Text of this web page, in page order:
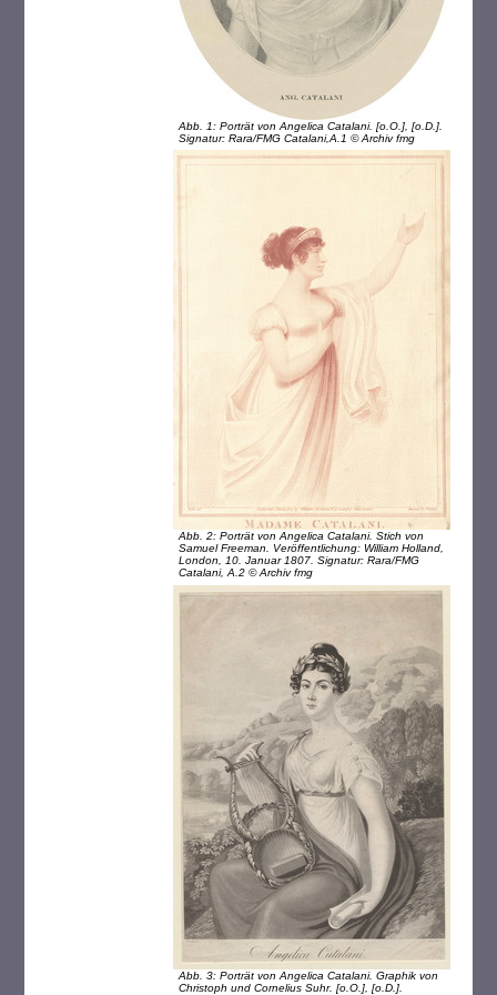
Abb. 1: Porträt von Angelica Catalani. [o.O.], [o.D.].
Signatur: Rara/FMG Catalani,A.1 © Archiv fmg
Abb. 2: Porträt von Angelica Catalani. Stich von
Samuel Freeman. Veröffentlichung: William Holland,
London, 10. Januar 1807. Signatur: Rara/FMG
Catalani, A.2 © Archiv fmg
Abb. 3: Porträt von Angelica Catalani. Graphik von
Christoph und Cornelius Suhr. [o.O.], [o.D.].